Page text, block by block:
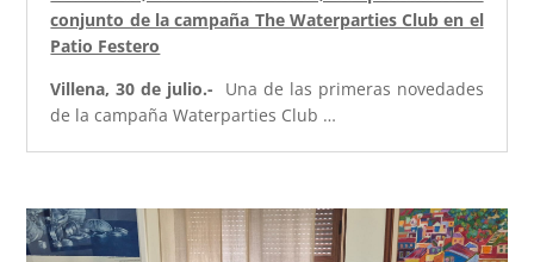
conjunto de la campaña The Waterparties Club en el
Patio Festero
Villena, 30 de julio.-
Una de las primeras novedades
de la campaña Waterparties Club …